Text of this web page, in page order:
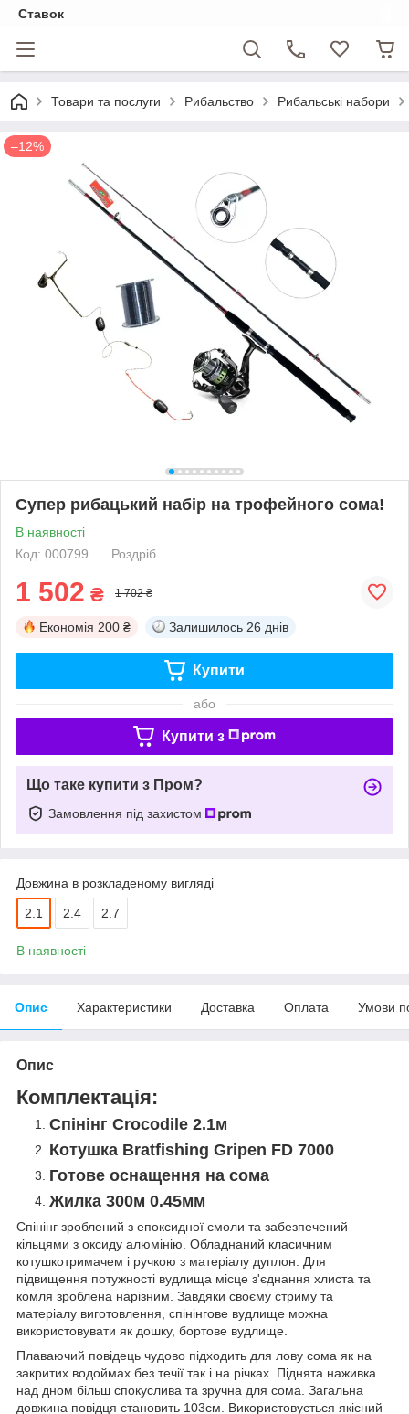
Ставок
Товари та послуги Рибальство Рибальські набори
–12%
Супер рибацький набір на трофейного сома!
В наявності
Код: 000799
Роздріб
1 502 ₴ 1 702 ₴
Економія 200 ₴ Залишилось 26 днів
Купити
або
Купити з
Що таке купити з Пром?
Замовлення під захистом
Довжина в розкладеному вигляді
2.1 2.4 2.7
В наявності
Опис Характеристики Доставка Оплата Умови
Опис
Комплектація:
Спінінг Crocodile 2.1м
Котушка Bratfishing Gripen FD 7000
Готове оснащення на сома
Жилка 300м 0.45мм
Спінінг зроблений з епоксидної смоли та забезпечений
кільцями з оксиду алюмінію. Обладнаний класичним
котушкотримачем і ручкою з матеріалу дуплон. Для
підвищення потужності вудлища місце з'єднання хлиста та
комля зроблена нарізним. Завдяки своєму стриму та
матеріалу виготовлення, спінінгове вудлище можна
використовувати як дошку, бортове вудлище.
Плаваючий повідець чудово підходить для лову сома як на
закритих водоймах без течії так і на річках. Піднята наживка
над дном більш спокуслива та зручна для сома. Загальна
довжина повідця становить 103см. Використовується якісний